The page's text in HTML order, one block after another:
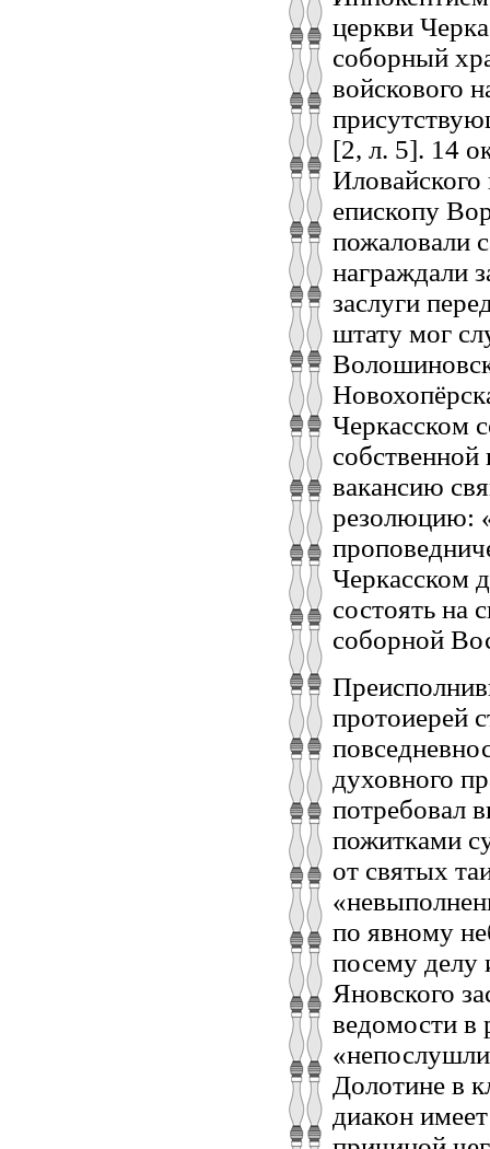
церкви
соборный
войскового
[2, л. 5]. 14
епископу
пожаловали
награждали
заслуги
штату мог
Черкасском
собственной
вакансию
резолюцию:
Черкасском
состоять на
соборной
протоиерей
духовного
потребовал
пожитками
от святых
по явному
посему делу
Яновского
ведомости в
Долотине в
диакон